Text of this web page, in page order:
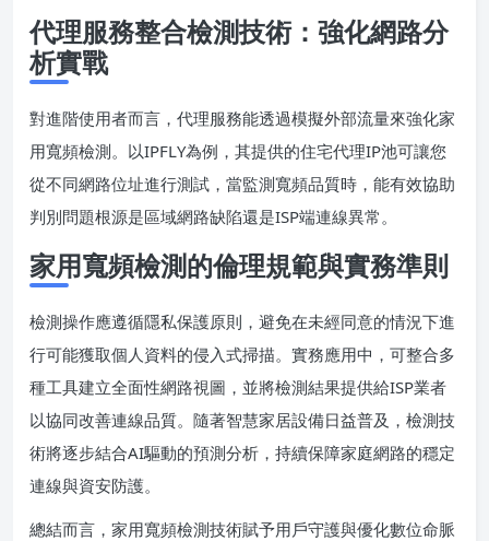
代理服務整合檢測技術：強化網路分
析實戰
對進階使用者而言，代理服務能透過模擬外部流量來強化家
用寬頻檢測。以IPFLY為例，其提供的住宅代理IP池可讓您
從不同網路位址進行測試，當監測寬頻品質時，能有效協助
判別問題根源是區域網路缺陷還是ISP端連線異常。
家用寬頻檢測的倫理規範與實務準則
檢測操作應遵循隱私保護原則，避免在未經同意的情況下進
行可能獲取個人資料的侵入式掃描。實務應用中，可整合多
種工具建立全面性網路視圖，並將檢測結果提供給ISP業者
以協同改善連線品質。隨著智慧家居設備日益普及，檢測技
術將逐步結合AI驅動的預測分析，持續保障家庭網路的穩定
連線與資安防護。
總結而言，家用寬頻檢測技術賦予用戶守護與優化數位命脈